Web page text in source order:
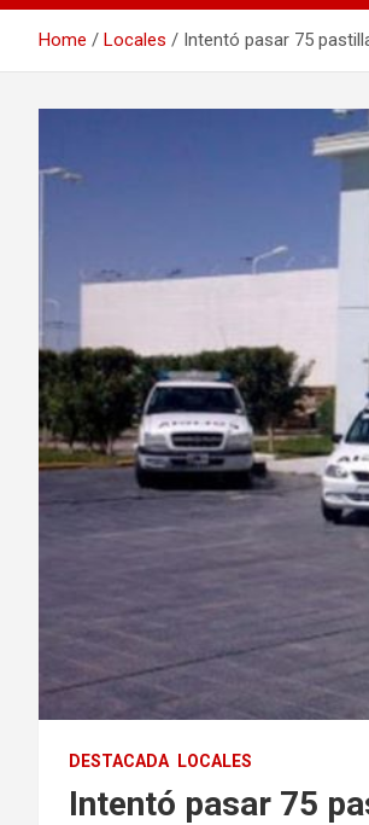
Home Locales Intentó pasar 75
DESTACADA LOCALES
Intentó pasar 75